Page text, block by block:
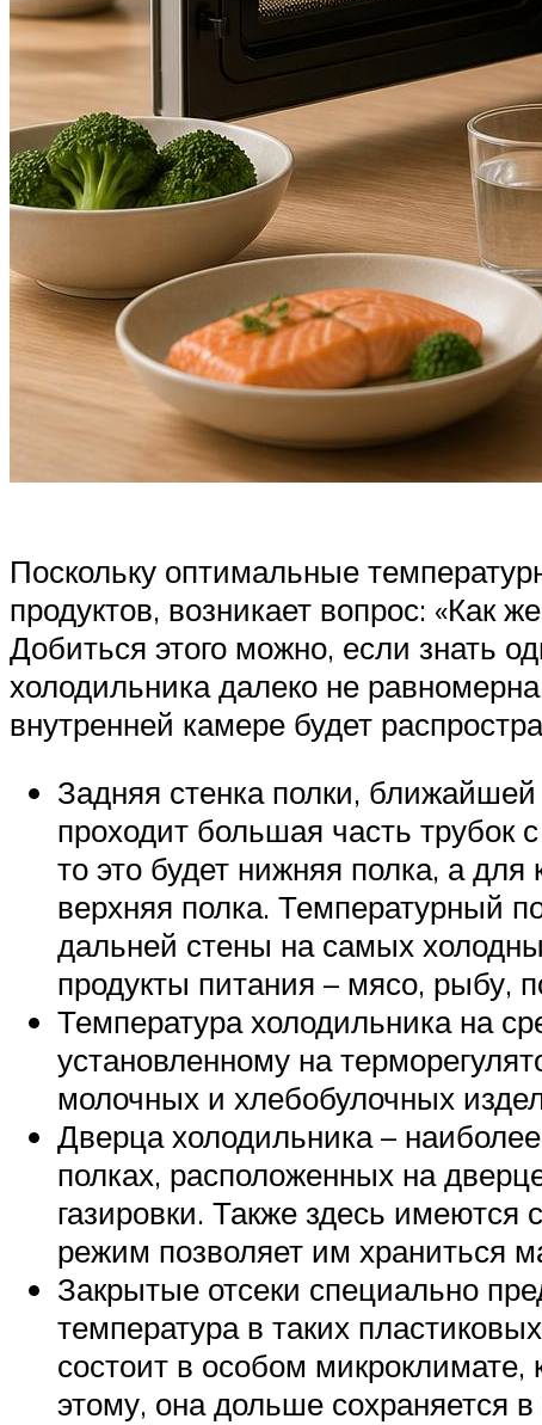
Поскольку оптимальные
продуктов, возникает вопрос: «Как
Добиться этого можно, если знать
холодильника далеко не
внутренней камере будет
Задняя стенка полки,
проходит большая часть трубок
то это будет нижняя полка, а
верхняя полка. Температурный
дальней стены на самых
продукты питания – мясо, рыбу,
Температура холодильника на
установленному на
молочных и хлебобулочных
Дверца холодильника –
полках, расположенных на
газировки. Также здесь
режим позволяет им храниться
Закрытые отсеки специально
температура в таких
состоит в особом
этому, она дольше сохраняется